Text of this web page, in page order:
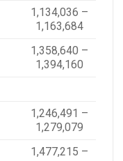
1,134,036 –
1,163,684
1,358,640 –
1,394,160
1,246,491 –
1,279,079
1,477,215 –